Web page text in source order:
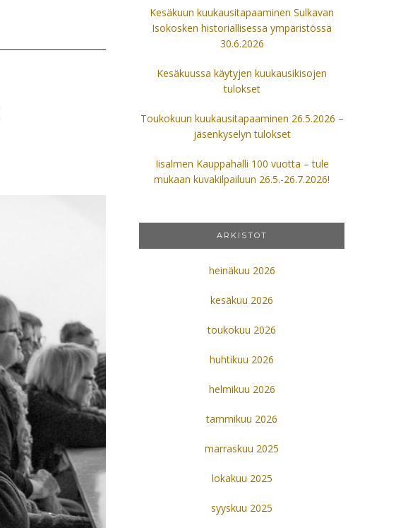
Kesäkuun kuukausitapaaminen Sulkavan
Isokosken historiallisessa ympäristössä
30.6.2026
Kesäkuussa käytyjen kuukausikisojen
tulokset
Toukokuun kuukausitapaaminen 26.5.2026 –
jäsenkyselyn tulokset
Iisalmen Kauppahalli 100 vuotta – tule
mukaan kuvakilpailuun 26.5.-26.7.2026!
ARKISTOT
heinäkuu 2026
kesäkuu 2026
toukokuu 2026
huhtikuu 2026
helmikuu 2026
tammikuu 2026
marraskuu 2025
lokakuu 2025
syyskuu 2025